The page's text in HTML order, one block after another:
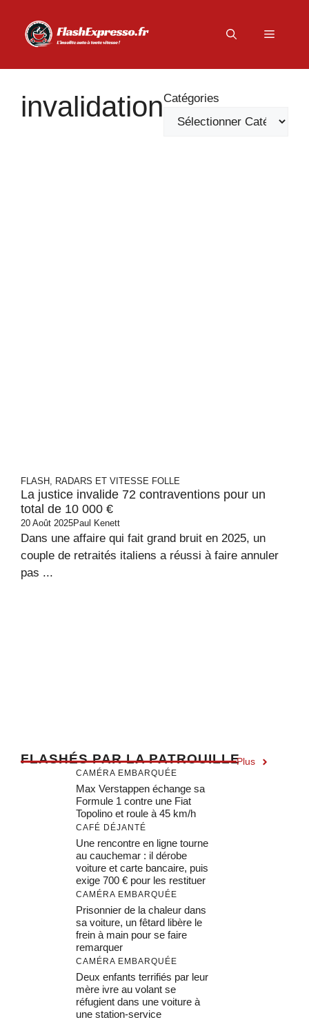
contenu
Menu
invalidationCatégories
FLASH, RADARS ET VITESSE FOLLE
La justice invalide 72 contraventions pour un
total de 10 000 €
20 Août 2025Paul Kenett
Dans une affaire qui fait grand bruit en 2025, un
couple de retraités italiens a réussi à faire annuler
pas ...
FLASHÉS PAR LA PATROUILLEPlus
CAMÉRA EMBARQUÉE
Max Verstappen échange sa
Formule 1 contre une Fiat
Topolino et roule à 45 km/h
CAFÉ DÉJANTÉ
Une rencontre en ligne tourne
au cauchemar : il dérobe
voiture et carte bancaire, puis
exige 700 € pour les restituer
CAMÉRA EMBARQUÉE
Prisonnier de la chaleur dans
sa voiture, un fêtard libère le
frein à main pour se faire
remarquer
CAMÉRA EMBARQUÉE
Deux enfants terrifiés par leur
mère ivre au volant se
réfugient dans une voiture à
une station-service